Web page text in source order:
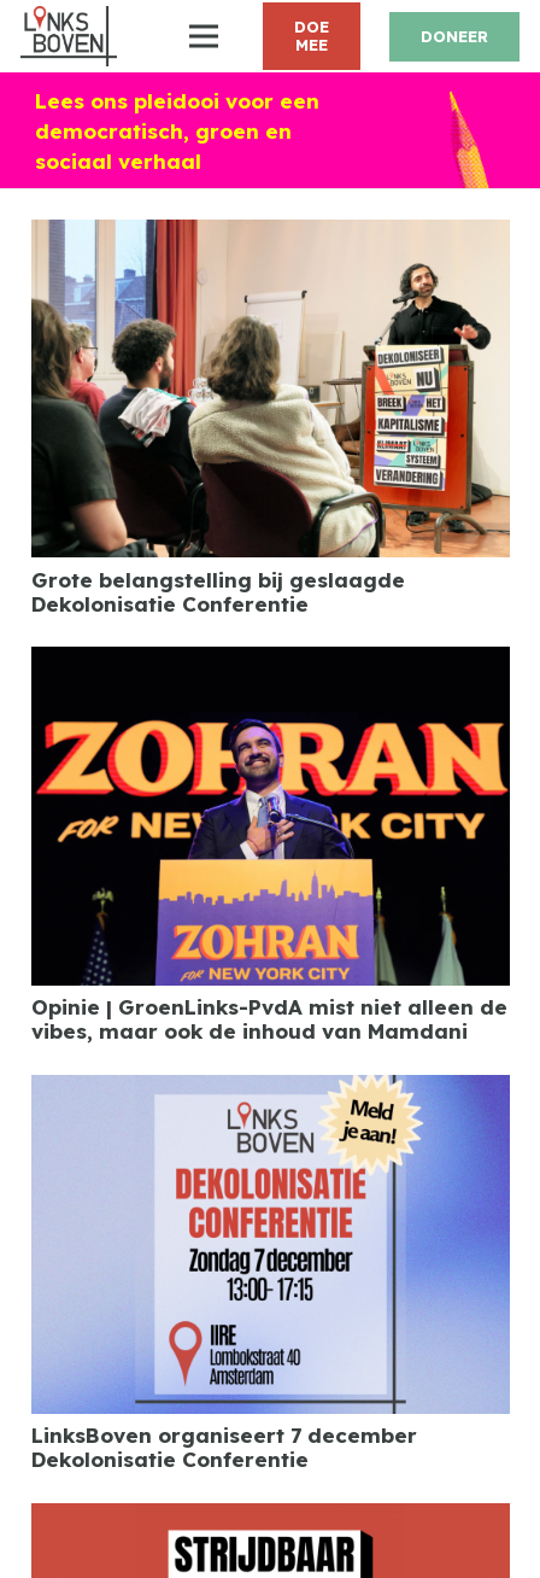
DOE
MEE
DONEER
Lees ons pleidooi voor een
democratisch, groen en
sociaal verhaal
Grote belangstelling bij geslaagde
Dekolonisatie Conferentie
Opinie | GroenLinks-PvdA mist niet alleen de
vibes, maar ook de inhoud van Mamdani
LinksBoven organiseert 7 december
Dekolonisatie Conferentie